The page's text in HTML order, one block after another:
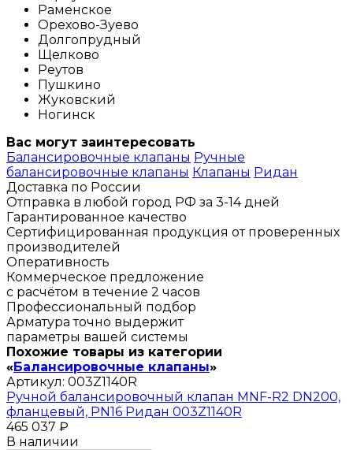
Раменское
Орехово-Зуево
Долгопрудный
Щелково
Реутов
Пушкино
Жуковский
Ногинск
Вас могут заинтересовать
Балансировочные клапаны Ручные
балансировочные клапаны Клапаны Ридан
Доставка по России
Отправка в любой город РФ за 3-14 дней
Гарантированное качество
Сертифицированная продукция от проверенных
производителей
Оперативность
Коммерческое предложение
с расчётом в течение 2 часов
Профессиональный подбор
Арматура точно выдержит
параметры вашей системы
Похожие товары из категории
«Балансировочные клапаны»
Артикул: 003Z1140R
Ручной балансировочный клапан MNF-R2 DN200,
фланцевый, PN16 Ридан 003Z1140R
465 037 ₽
В наличии